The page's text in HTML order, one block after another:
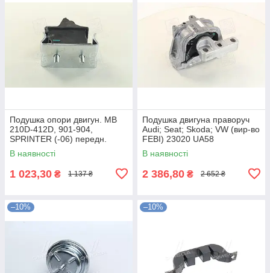
Подушка опори двигун. MB
210D-412D, 901-904,
SPRINTER (-06) передн.
(вир-во FEBI) 10677 UA58
В наявності
1 023,30 ₴ 1 137 ₴
Подушка двигуна праворуч
Audi; Seat; Skoda; VW (вир-во
FEBI) 23020 UA58
В наявності
2 386,80 ₴ 2 652 ₴
–10% –10%